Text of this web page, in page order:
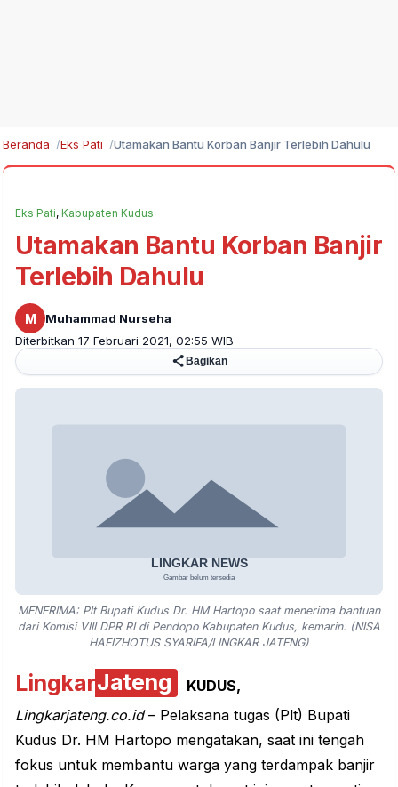
Beranda Eks Pati Utamakan Bantu Korban Banjir Terlebih Dahulu
Eks Pati, Kabupaten Kudus
Utamakan Bantu Korban Banjir
Terlebih Dahulu
M
Muhammad Nurseha
Diterbitkan 17 Februari 2021, 02:55 WIB
Bagikan
MENERIMA: Plt Bupati Kudus Dr. HM Hartopo saat menerima bantuan
dari Komisi VIII DPR RI di Pendopo Kabupaten Kudus, kemarin. (NISA
HAFIZHOTUS SYARIFA/LINGKAR JATENG)
LingkarJateng
KUDUS,
Lingkarjateng.co.id– Pelaksana tugas (Plt) Bupati
Kudus Dr. HM Hartopo mengatakan, saat ini tengah
fokus untuk membantu warga yang terdampak banjir